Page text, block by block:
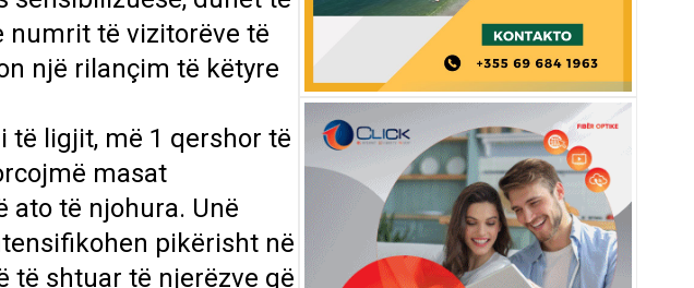
numrit të vizitorëve të
një rilançim të këtyre
të ligjit, më 1 qershor të
masat
ato të njohura. Unë
pikërisht në
të shtuar të njerëzve që